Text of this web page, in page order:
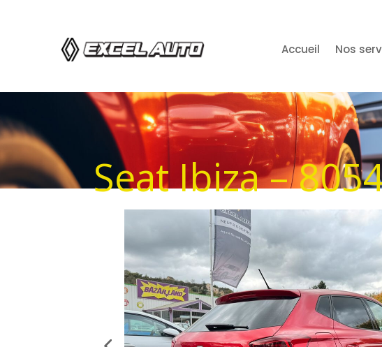
Accueil Nos
Seat Ibiza –